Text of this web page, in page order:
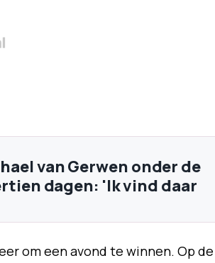
van Gerwen onder de
dagen: 'Ik vind daar
om een avond te winnen. Op de